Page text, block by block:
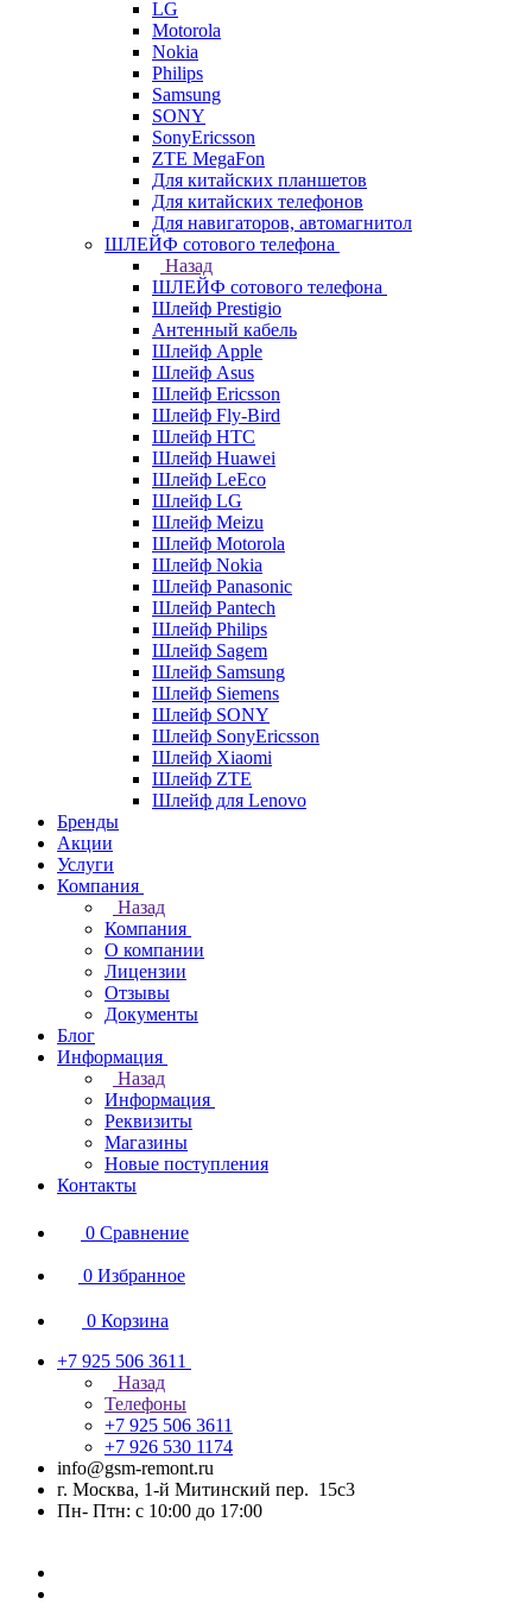
LG
Motorola
Nokia
Philips
Samsung
SONY
SonyEricsson
ZTE MegaFon
Для китайских планшетов
Для китайских телефонов
Для навигаторов, автомагнитол
ШЛЕЙФ сотового телефона
Назад
ШЛЕЙФ сотового телефона
Шлейф Prestigio
Антенный кабель
Шлейф Apple
Шлейф Asus
Шлейф Ericsson
Шлейф Fly-Bird
Шлейф HTC
Шлейф Huawei
Шлейф LeEco
Шлейф LG
Шлейф Meizu
Шлейф Motorola
Шлейф Nokia
Шлейф Panasonic
Шлейф Pantech
Шлейф Philips
Шлейф Sagem
Шлейф Samsung
Шлейф Siemens
Шлейф SONY
Шлейф SonyEricsson
Шлейф Xiaomi
Шлейф ZTE
Шлейф для Lenovo
Бренды
Акции
Услуги
Компания
Назад
Компания
О компании
Лицензии
Отзывы
Документы
Блог
Информация
Назад
Информация
Реквизиты
Магазины
Новые поступления
Контакты
0 Сравнение
0 Избранное
0 Корзина
+7 925 506 3611
Назад
Телефоны
+7 925 506 3611
+7 926 530 1174
info@gsm-remont.ru
г. Москва, 1-й Митинский пер. 15с3
Пн- Птн: с 10:00 до 17:00